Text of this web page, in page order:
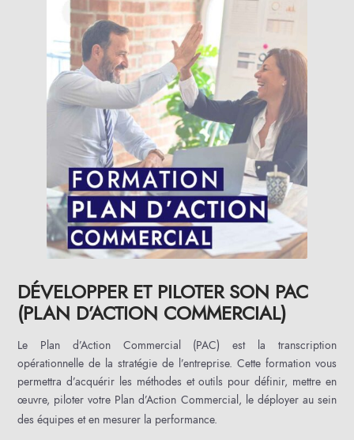
DÉVELOPPER ET PILOTER SON PAC
(PLAN D’ACTION COMMERCIAL)
Le Plan d’Action Commercial (PAC) est la transcription
opérationnelle de la stratégie de l’entreprise. Cette formation vous
permettra d’acquérir les méthodes et outils pour définir, mettre en
œuvre, piloter votre Plan d’Action Commercial, le déployer au sein
des équipes et en mesurer la performance.